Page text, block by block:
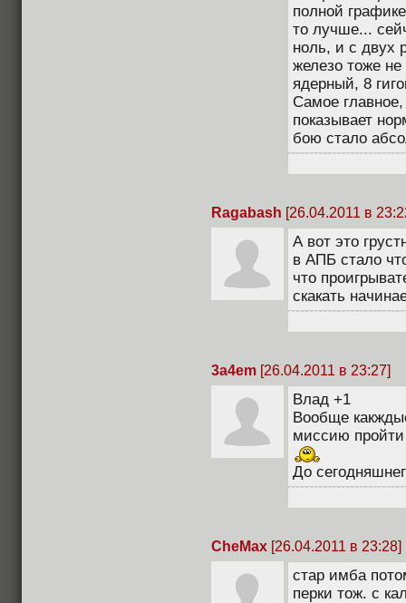
полной
то лучше...
ноль, и с двух
железо тоже
ядерный, 8
Самое
показывает
бою стало
Ragabash [26.04.2011 в
А вот это
в АПБ стало
что
скакать
3a4em [26.04.2011 в 23:27]
Влад +1
Вообще
миссию
До
CheMax [26.04.2011 в 23:28]
стар имба
перки тож. с